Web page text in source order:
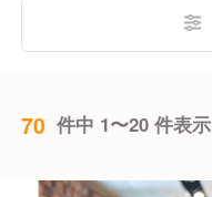
70 件中 1〜20 件表示